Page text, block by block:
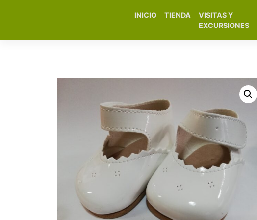
Elfa Experience – Onil – Alicante
INICIO TIENDA
VISITAS Y
EXCURSIONES